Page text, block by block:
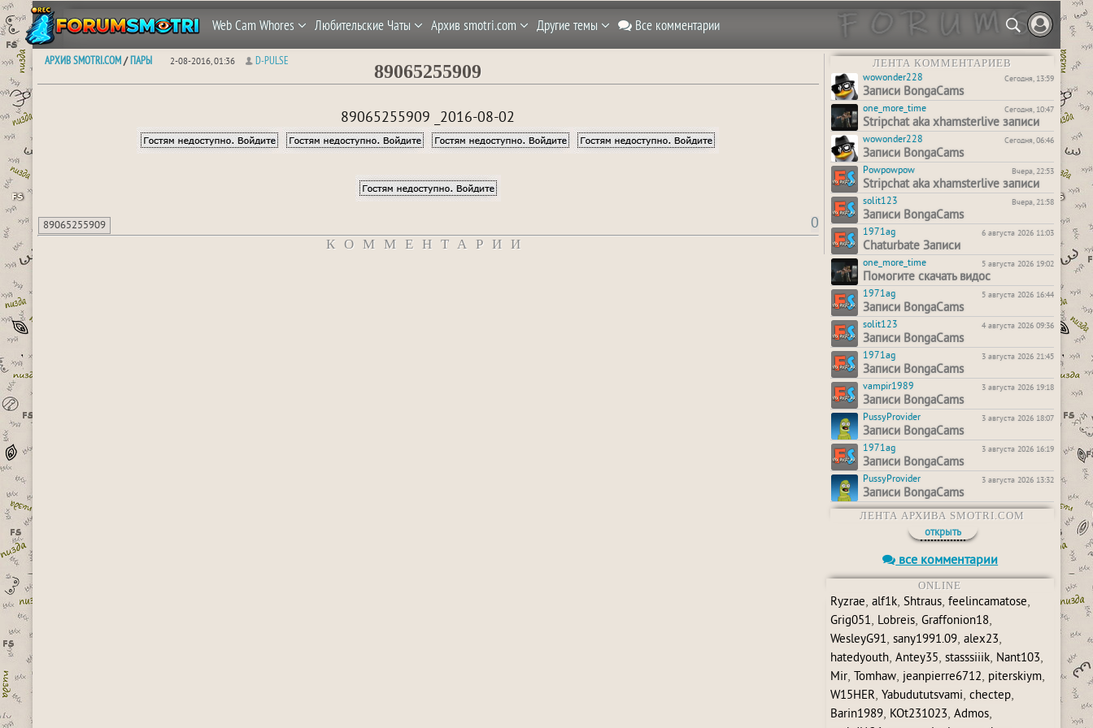
Web Cam Whores Любительские Чаты Архив smotri.com Другие темы Все комментарии
АРХИВ SMOTRI.COM/ПАРЫ 2-08-2016, 01:36 D-PULSE
89065255909
89065255909 _2016-08-02
89065255909 0
КОММЕНТАРИИ
ЛЕНТА КОММЕНТАРИЕВ
wowonder228
Сегодня, 13:59
Записи BongaCams
one_more_time Сегодня, 10:47
Stripchat aka xhamsterlive записи
wowonder228 Сегодня, 06:46
Записи BongaCams
Powpowpow Вчера, 22:53
Stripchat aka xhamsterlive записи
solit123 Вчера, 21:58
Записи BongaCams
1971ag 6 августа 2026 11:03
Chaturbate Записи
one_more_time 5 августа 2026 19:02
Помогите скачать видос
1971ag 5 августа 2026 16:44
Записи BongaCams
solit123 4 августа 2026 09:36
Записи BongaCams
1971ag 3 августа 2026 21:45
Записи BongaCams
vampir1989 3 августа 2026 19:18
Записи BongaCams
PussyProvider 3 августа 2026 18:07
Записи BongaCams
1971ag 3 августа 2026 16:19
Записи BongaCams
PussyProvider 3 августа 2026 13:32
Записи BongaCams
ЛЕНТА АРХИВА SMOTRI.COM
открыть
все комментарии
ONLINE
Ryzrae, alf1k, Shtraus, feelincamatose,
Grig051, Lobreis, Graffonion18,
WesleyG91, sany1991.09, alex23,
hatedyouth, Antey35, stasssiiik, Nant103,
Mir, Tomhaw, jeanpierre6712, piterskiym,
W15HER, Yabudututsvami, chectep,
Barin1989, KOt231023, Admos,